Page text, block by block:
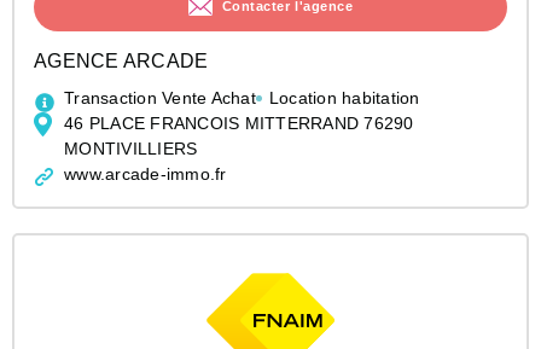
Contacter l'agence
AGENCE ARCADE
Transaction Vente Achat
Location habitation
46 PLACE FRANCOIS MITTERRAND 76290
MONTIVILLIERS
www.arcade-immo.fr